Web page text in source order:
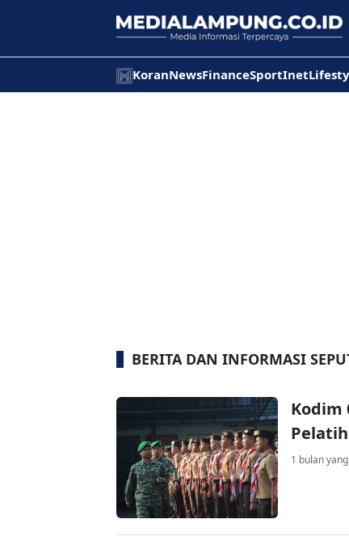
KoranNewsFinanceSportInet
BERITA DAN INFORMASI
Kodim
1 bulan